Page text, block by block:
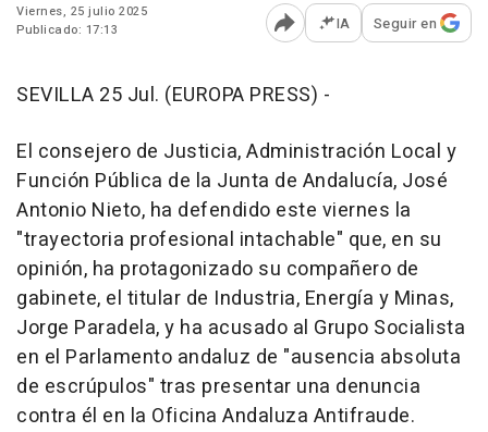
Viernes, 25 julio 2025
Publicado: 17:13
Abrir opciones para
IA Seguir en
SEVILLA 25 Jul. (EUROPA PRESS) -
El consejero de Justicia, Administración Local y
Función Pública de la Junta de Andalucía, José
Antonio Nieto, ha defendido este viernes la
"trayectoria profesional intachable" que, en su
opinión, ha protagonizado su compañero de
gabinete, el titular de Industria, Energía y Minas,
Jorge Paradela, y ha acusado al Grupo Socialista
en el Parlamento andaluz de "ausencia absoluta
de escrúpulos" tras presentar una denuncia
contra él en la Oficina Andaluza Antifraude.